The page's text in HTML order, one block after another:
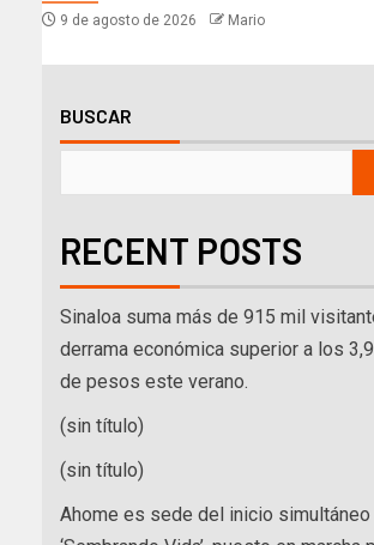
9 de agosto de 2026 Mario
BUSCAR
RECENT POSTS
Sinaloa suma más de 915 mil
derrama económica superior a los
de pesos este verano.
(sin título)
(sin título)
Ahome es sede del inicio simultáneo